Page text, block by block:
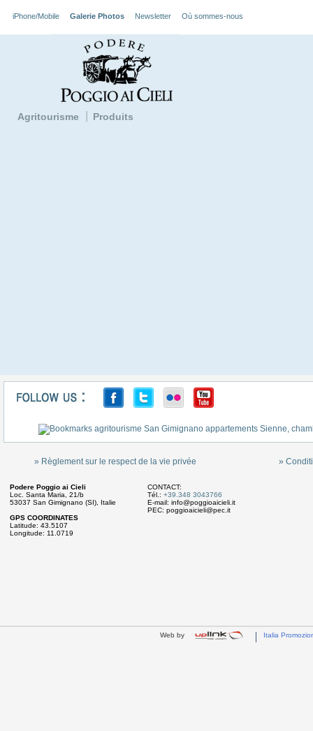
iPhone/Mobile Galerie Photos Newsletter Où sommes-nous
Agritourisme Produits
» Règlement sur le respect de la vie privée »
Podere Poggio ai Cieli
Loc. Santa Maria, 21/b
53037 San Gimignano (SI), Italie
GPS COORDINATES
Latitude: 43.5107
Longitude: 11.0719
CONTACT:
Tél.: +39.348 3043766
E-mail: info@poggioaicieli.it
PEC: poggioaicieli@pec.it
Web by Italia